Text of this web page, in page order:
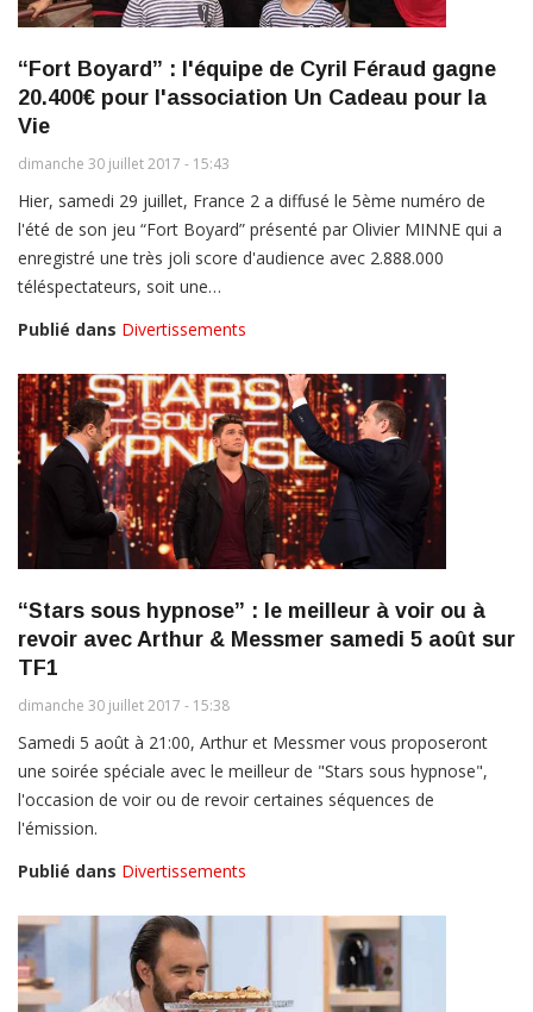
“Fort Boyard” : l'équipe de Cyril Féraud gagne
20.400€ pour l'association Un Cadeau pour la
Vie
dimanche 30 juillet 2017 - 15:43
Hier, samedi 29 juillet, France 2 a diffusé le 5ème numéro de
l'été de son jeu “Fort Boyard” présenté par Olivier MINNE qui a
enregistré une très joli score d'audience avec 2.888.000
téléspectateurs, soit une…
Publié dans Divertissements
“Stars sous hypnose” : le meilleur à voir ou à
revoir avec Arthur & Messmer samedi 5 août sur
TF1
dimanche 30 juillet 2017 - 15:38
Samedi 5 août à 21:00, Arthur et Messmer vous proposeront
une soirée spéciale avec le meilleur de "Stars sous hypnose",
l'occasion de voir ou de revoir certaines séquences de
l'émission.
Publié dans Divertissements